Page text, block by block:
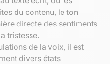
du contenu, le ton
directe des sentiments
tristesse.
de la voix, il est
divers états